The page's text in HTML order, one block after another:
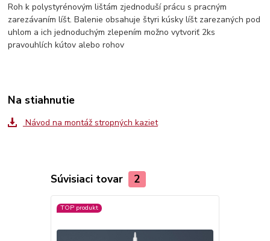
Roh k polystyrénovým lištám zjednoduší prácu s pracným
zarezávaním líšt. Balenie obsahuje štyri kúsky líšt zarezaných pod
uhlom a ich jednoduchým zlepením možno vytvoriť 2ks
pravouhlích kútov alebo rohov
Na stiahnutie
Návod na montáž stropných kaziet
Súvisiaci tovar 2
TOP produkt